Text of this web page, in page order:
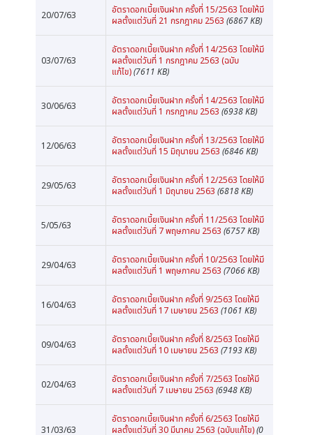
20/07/63
อัตราดอกเบี้ยเงินฝาก ครั้งที่ 15/2563 โดยให้มี
ผลตั้งแต่วันที่ 21 กรกฎาคม 2563 (6867 KB)
03/07/63
อัตราดอกเบี้ยเงินฝาก ครั้งที่ 14/2563 โดยให้มี
ผลตั้งแต่วันที่ 1 กรกฎาคม 2563 (ฉบับ
แก้ไข)(7611 KB)
30/06/63
อัตราดอกเบี้ยเงินฝาก ครั้งที่ 14/2563 โดยให้มี
ผลตั้งแต่วันที่ 1 กรกฎาคม 2563 (6938 KB)
12/06/63
อัตราดอกเบี้ยเงินฝาก ครั้งที่ 13/2563 โดยให้มี
ผลตั้งแต่วันที่ 15 มิถุนายน 2563 (6846 KB)
29/05/63
อัตราดอกเบี้ยเงินฝาก ครั้งที่ 12/2563 โดยให้มี
ผลตั้งแต่วันที่ 1 มิถุนายน 2563 (6818 KB)
5/05/63
อัตราดอกเบี้ยเงินฝาก ครั้งที่ 11/2563 โดยให้มี
ผลตั้งแต่วันที่ 7 พฤษภาคม 2563 (6757 KB)
29/04/63
อัตราดอกเบี้ยเงินฝาก ครั้งที่ 10/2563 โดยให้มี
ผลตั้งแต่วันที่ 1 พฤษภาคม 2563 (7066 KB)
16/04/63
อัตราดอกเบี้ยเงินฝาก ครั้งที่ 9/2563 โดยให้มี
ผลตั้งแต่วันที่ 17 เมษายน 2563 (1061 KB)
09/04/63
อัตราดอกเบี้ยเงินฝาก ครั้งที่ 8/2563 โดยให้มี
ผลตั้งแต่วันที่ 10 เมษายน 2563 (7193 KB)
02/04/63
อัตราดอกเบี้ยเงินฝาก ครั้งที่ 7/2563 โดยให้มี
ผลตั้งแต่วันที่ 7 เมษายน 2563 (6948 KB)
31/03/63
อัตราดอกเบี้ยเงินฝาก ครั้งที่ 6/2563 โดยให้มี
ผลตั้งแต่วันที่ 30 มีนาคม 2563 (ฉบับแก้ไข)(0